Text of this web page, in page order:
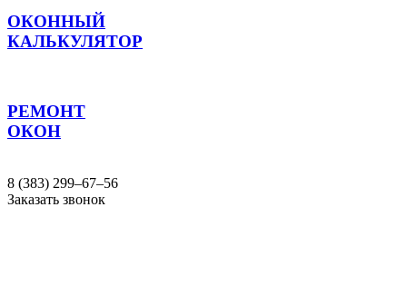
ОКОННЫЙ
КАЛЬКУЛЯТОР
РЕМОНТ
ОКОН
8 (383) 299‒67‒56
Заказать звонок